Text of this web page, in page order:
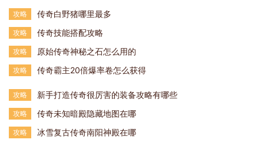
攻略 传奇白野猪哪里最多
攻略 传奇技能搭配攻略
攻略 原始传奇神秘之石怎么用的
攻略 传奇霸主20倍爆率卷怎么获得
攻略 新手打造传奇很厉害的装备攻略有哪些
攻略 传奇未知暗殿隐藏地图在哪
攻略 冰雪复古传奇南阳神殿在哪